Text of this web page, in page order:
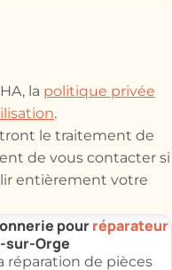
la politique privée
.
le traitement de
de vous contacter si
entièrement votre
pourréparateur
sur-Orge
réparation de pièces